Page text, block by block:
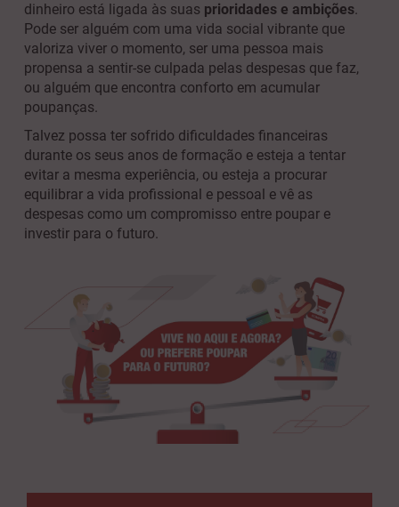
dinheiro está ligada às suas prioridades e ambições.
Pode ser alguém com uma vida social vibrante que
valoriza viver o momento, ser uma pessoa mais
propensa a sentir-se culpada pelas despesas que faz,
ou alguém que encontra conforto em acumular
poupanças.
Talvez possa ter sofrido dificuldades financeiras
durante os seus anos de formação e esteja a tentar
evitar a mesma experiência, ou esteja a procurar
equilibrar a vida profissional e pessoal e vê as
despesas como um compromisso entre poupar e
investir para o futuro.